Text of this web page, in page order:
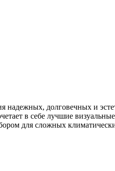
надежных, долговечных и
в себе лучшие
для сложных